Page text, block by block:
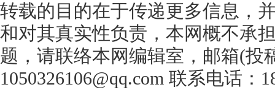
转载的目的在于传递更多信息，
和对其真实性负责，本网概不承
题，请联络本网编辑室，邮箱(投
1050326106@qq.com 联系电话：